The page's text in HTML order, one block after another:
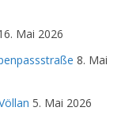
Mai 2026
8. Mai
5. Mai 2026